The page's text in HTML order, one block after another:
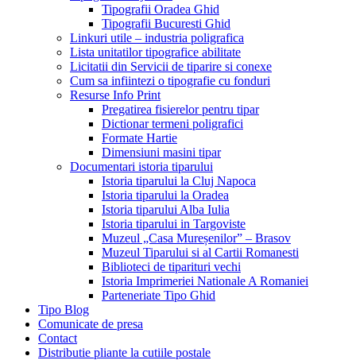
Tipografii Oradea Ghid
Tipografii Bucuresti Ghid
Linkuri utile – industria poligrafica
Lista unitatilor tipografice abilitate
Licitatii din Servicii de tiparire si conexe
Cum sa infiintezi o tipografie cu fonduri
Resurse Info Print
Pregatirea fisierelor pentru tipar
Dictionar termeni poligrafici
Formate Hartie
Dimensiuni masini tipar
Documentari istoria tiparului
Istoria tiparului la Cluj Napoca
Istoria tiparului la Oradea
Istoria tiparului Alba Iulia
Istoria tiparului in Targoviste
Muzeul „Casa Mureșenilor” – Brasov
Muzeul Tiparului si al Cartii Romanesti
Biblioteci de tiparituri vechi
Istoria Imprimeriei Nationale A Romaniei
Parteneriate Tipo Ghid
Tipo Blog
Comunicate de presa
Contact
Distributie pliante la cutiile postale